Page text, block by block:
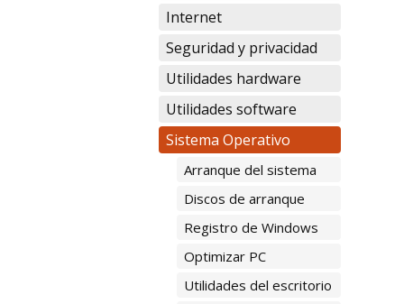
Internet
Seguridad y privacidad
Utilidades hardware
Utilidades software
Sistema Operativo
Arranque del sistema
Discos de arranque
Registro de Windows
Optimizar PC
Utilidades del escritorio